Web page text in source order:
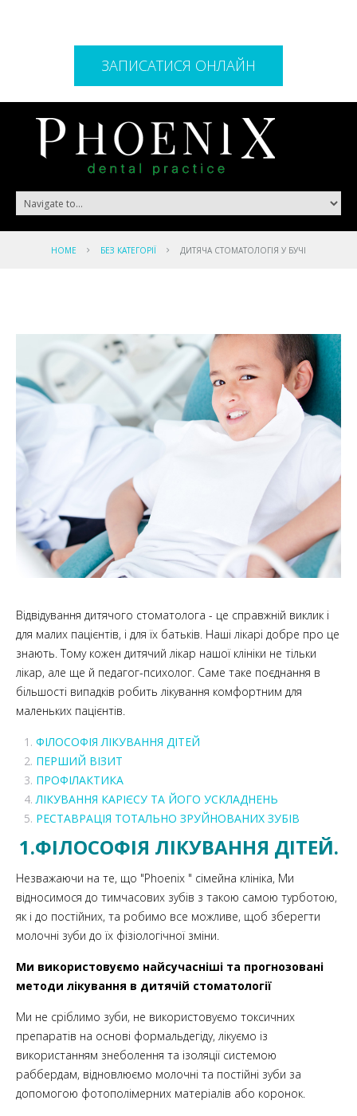
ЗАПИСАТИСЯ ОНЛАЙН
HOME БЕЗ КАТЕГОРІЇ ДИТЯЧА СТОМАТОЛОГІЯ У БУЧІ
Відвідування дитячого стоматолога - це справжній виклик і
для малих пацієнтів, і для їх батьків. Наші лікарі добре про це
знають. Тому кожен дитячий лікар нашої клініки не тільки
лікар, але ще й педагог-психолог. Саме таке поєднання в
більшості випадків робить лікування комфортним для
маленьких пацієнтів.
ФІЛОСОФІЯ ЛІКУВАННЯ ДІТЕЙ
ПЕРШИЙ ВІЗИТ
ПРОФІЛАКТИКА
ЛІКУВАННЯ КАРІЄСУ ТА ЙОГО УСКЛАДНЕНЬ
РЕСТАВРАЦІЯ ТОТАЛЬНО ЗРУЙНОВАНИХ ЗУБІВ
1.ФІЛОСОФІЯ ЛІКУВАННЯ ДІТЕЙ.
Незважаючи на те, що "Phoenix " сімейна клініка, Ми
відносимося до тимчасових зубів з такою самою турботою,
як і до постійних, та робимо все можливе, щоб зберегти
молочні зуби до їх фізіологічної зміни.
Ми використовуємо найсучасніші та прогнозовані
методи лікування в дитячій стоматології
Ми не сріблимо зуби, не використовуємо токсичних
препаратів на основі формальдегіду, лікуємо із
використанням знеболення та ізоляції системою
раббердам, відновлюємо молочні та постійні зуби за
допомогою фотополімерних матеріалів або коронок.